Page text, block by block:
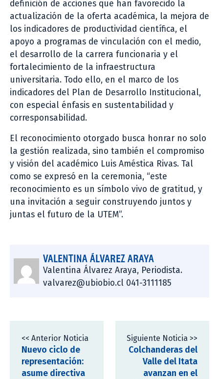
definición de acciones que han favorecido la
actualización de la oferta académica, la mejora de
los indicadores de productividad científica, el
apoyo a programas de vinculación con el medio,
el desarrollo de la carrera funcionaria y el
fortalecimiento de la infraestructura
universitaria. Todo ello, en el marco de los
indicadores del Plan de Desarrollo Institucional,
con especial énfasis en sustentabilidad y
corresponsabilidad.
El reconocimiento otorgado busca honrar no solo
la gestión realizada, sino también el compromiso
y visión del académico Luis Améstica Rivas. Tal
como se expresó en la ceremonia, “este
reconocimiento es un símbolo vivo de gratitud, y
una invitación a seguir construyendo juntos y
juntas el futuro de la UTEM”.
VALENTINA ÁLVAREZ ARAYA
Valentina Álvarez Araya, Periodista.
valvarez@ubiobio.cl 041-3111185
<< Anterior Noticia
Nuevo ciclo de
representación:
asume directiva
Siguiente Noticia >>
Colchanderas del
Valle del Itata
avanzan en el